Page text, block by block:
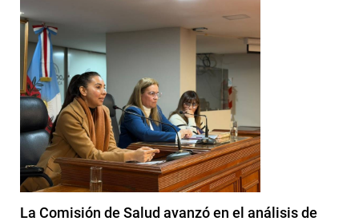
La Comisión de Salud avanzó en el análisis de